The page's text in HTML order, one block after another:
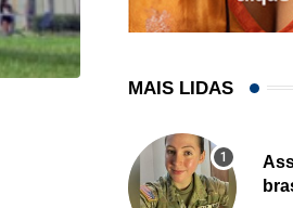
Açaí é reconhecido
21/01/2026
MAIS LIDAS